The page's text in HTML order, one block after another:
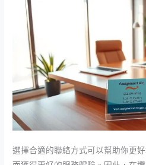
選擇合適的聯絡方式可以幫助你更